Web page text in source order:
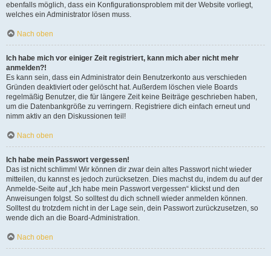
ebenfalls möglich, dass ein Konfigurationsproblem mit der Website vorliegt,
welches ein Administrator lösen muss.
Nach oben
Ich habe mich vor einiger Zeit registriert, kann mich aber nicht mehr
anmelden?!
Es kann sein, dass ein Administrator dein Benutzerkonto aus verschieden
Gründen deaktiviert oder gelöscht hat. Außerdem löschen viele Boards
regelmäßig Benutzer, die für längere Zeit keine Beiträge geschrieben haben,
um die Datenbankgröße zu verringern. Registriere dich einfach erneut und
nimm aktiv an den Diskussionen teil!
Nach oben
Ich habe mein Passwort vergessen!
Das ist nicht schlimm! Wir können dir zwar dein altes Passwort nicht wieder
mitteilen, du kannst es jedoch zurücksetzen. Dies machst du, indem du auf der
Anmelde-Seite auf „Ich habe mein Passwort vergessen“ klickst und den
Anweisungen folgst. So solltest du dich schnell wieder anmelden können.
Solltest du trotzdem nicht in der Lage sein, dein Passwort zurückzusetzen, so
wende dich an die Board-Administration.
Nach oben